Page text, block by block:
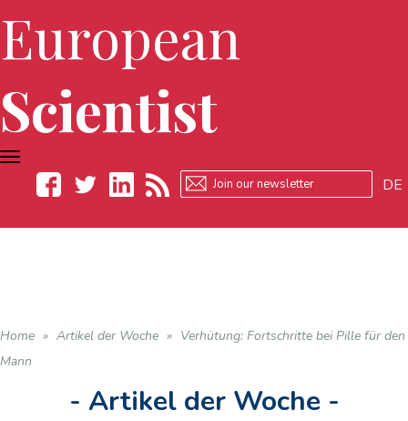
European
Scientist
DE
TOGGLE
NAVIGATION
Home » Artikel der Woche » Verhütung: Fortschritte bei Pille für den
Mann
- Artikel der Woche -